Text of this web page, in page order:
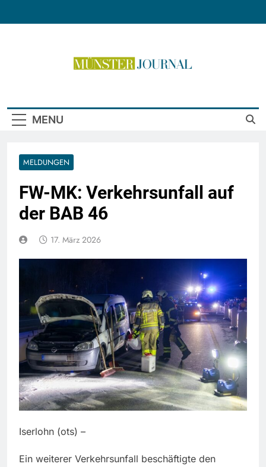
MENU
MELDUNGEN
FW-MK: Verkehrsunfall auf
der BAB 46
17. März 2026
Iserlohn (ots) –
Ein weiterer Verkehrsunfall beschäftigte den